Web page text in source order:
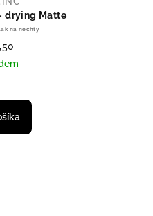
drying Matte
na nechty